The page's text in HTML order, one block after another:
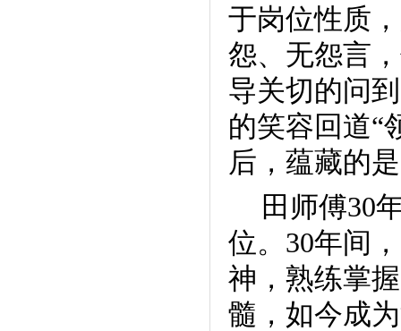
于岗位性质
怨、无怨言
导关切的问
的笑容回道“
后，蕴藏的
田师傅30
位。 30年间
神，熟练掌
髓，如今成